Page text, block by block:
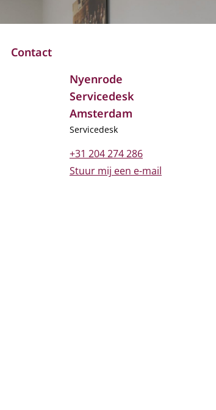
Contact
Nyenrode
Servicedesk
Amsterdam
Functietitel
Servicedesk
Telefoonnummer
+31 204 274 286
E-mailadres
Stuur mij een e-mail